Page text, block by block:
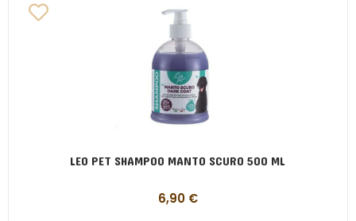
LEO PET SHAMPOO MANTO SCURO 500 ML
6,90 €